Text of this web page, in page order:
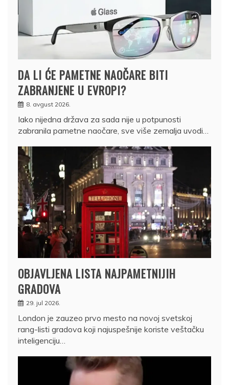
DA LI ĆE PAMETNE NAOČARE BITI
ZABRANJENE U EVROPI?
8. avgust 2026.
Iako nijedna država za sada nije u potpunosti
zabranila pametne naočare, sve više zemalja uvodi…
OBJAVLJENA LISTA NAJPAMETNIJIH
GRADOVA
29. jul 2026.
London je zauzeo prvo mesto na novoj svetskoj
rang-listi gradova koji najuspešnije koriste veštačku
inteligenciju…